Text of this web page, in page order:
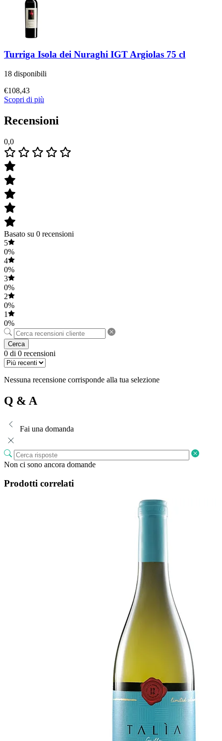
Turriga Isola dei Nuraghi IGT Argiolas 75 cl
18 disponibili
€108,43
Scopri di più
Recensioni
0,0
Basato su 0 recensioni
5
0%
4
0%
3
0%
2
0%
1
0%
Cerca
0 di 0 recensioni
Nessuna recensione corrisponde alla tua selezione
Q & A
Fai una domanda
Non ci sono ancora domande
Prodotti correlati